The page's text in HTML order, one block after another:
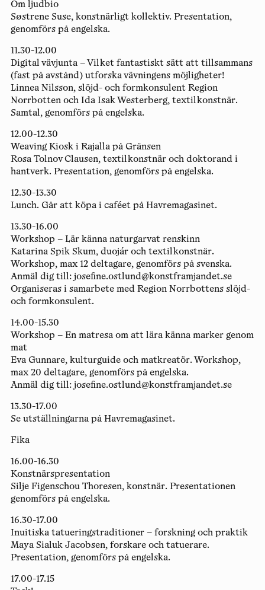
Om ljudbio
Søstrene Suse, konstnärligt kollektiv. Presentation,
genomförs på engelska.
11.30-12.00
Digital vävjunta – Vilket fantastiskt sätt att tillsammans
(fast på avstånd) utforska vävningens möjligheter!
Linnea Nilsson, slöjd- och formkonsulent Region
Norrbotten och Ida Isak Westerberg, textilkonstnär.
Samtal, genomförs på engelska.
12.00-12.30
Weaving Kiosk i Rajalla på Gränsen
Rosa Tolnov Clausen, textilkonstnär och doktorand i
hantverk. Presentation, genomförs på engelska.
12.30-13.30
Lunch. Går att köpa i caféet på Havremagasinet.
13.30-16.00
Workshop – Lär känna naturgarvat renskinn
Katarina Spik Skum, duojár och textilkonstnär.
Workshop, max 12 deltagare, genomförs på svenska.
Anmäl dig till: josefine.ostlund@konstframjandet.se
Organiseras i samarbete med Region Norrbottens slöjd-
och formkonsulent.
14.00-15.30
Workshop – En matresa om att lära känna marker genom
mat
Eva Gunnare, kulturguide och matkreatör. Workshop,
max 20 deltagare, genomförs på engelska.
Anmäl dig till: josefine.ostlund@konstframjandet.se
13.30-17.00
Se utställningarna på Havremagasinet.
Fika
16.00-16.30
Konstnärspresentation
Silje Figenschou Thoresen, konstnär. Presentationen
genomförs på engelska.
16.30-17.00
Inuitiska tatueringstraditioner – forskning och praktik
Maya Sialuk Jacobsen, forskare och tatuerare.
Presentation, genomförs på engelska.
17.00-17.15